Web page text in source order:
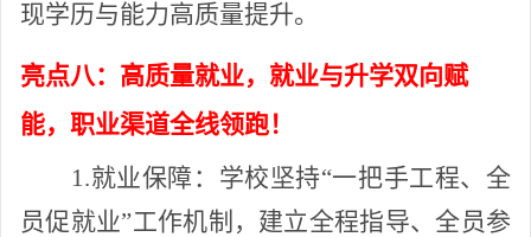
现学历与能力高质量提升。
亮点八：高质量就业，就业与升学双向赋
能，职业渠道全线领跑！
1.就业保障： 学校坚持“一把手工程、全
员促就业”工作机制，建立全程指导、全员参